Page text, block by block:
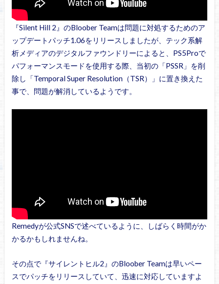
『Silent Hill 2』のBloober Teamは問題に対処するためのア
ップデートパッチ1.06をリリースしましたが、テック系解
析メディアのデジタルファウンドリーによると、PS5Proで
パフォーマンスモードを使用する際、当初の「PSSR」を削
除し「Temporal Super Resolution（TSR）」に置き換えた
事で、問題が解消しているようです。
Remedyが公式SNSで述べているように、しばらく時間がか
かるかもしれませんね。
その点で『サイレントヒル2』のBloober Teamは早いペー
スでパッチをリリースしていて、迅速に対応していますよ